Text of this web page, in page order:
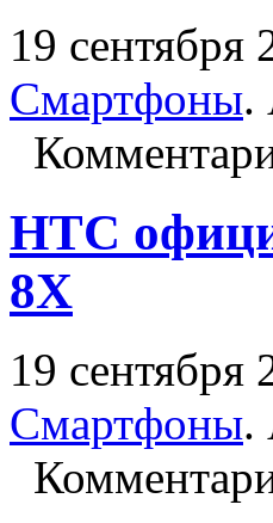
19 сентября
Смартфоны.
HTC
8X
19 сентября
Смартфоны.